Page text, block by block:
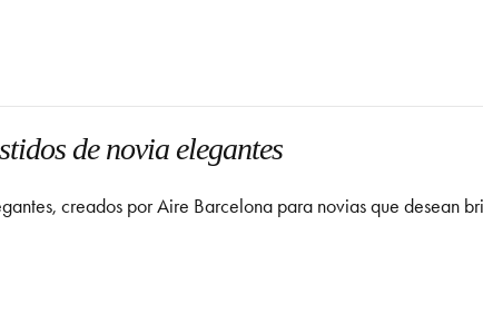
de novia elegantes
creados por Aire Barcelona para novias que desean